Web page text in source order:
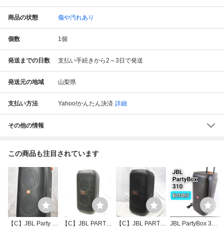
商品の状態 傷や汚れあり
個数 1個
発送までの日数 支払い手続きから2～3日で発送
発送元の地域 山梨県
支払い方法 Yahoo!かんたん決済 詳細
その他の情報
この商品も注目されています
【C】JBL Party B
【C】JBL PARTY
【C】JBL PARTY
JBL PartyBox 310